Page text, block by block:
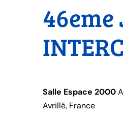
46eme
Salle Espace 2000
Avrillé, France